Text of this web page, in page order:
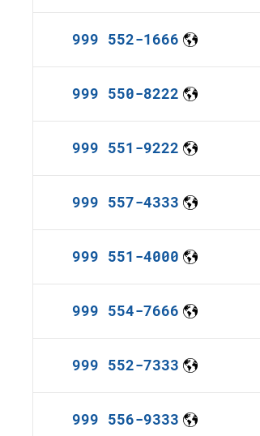
999 552-1666
999 550-8222
999 551-9222
999 557-4333
999 551-4000
999 554-7666
999 552-7333
999 556-9333